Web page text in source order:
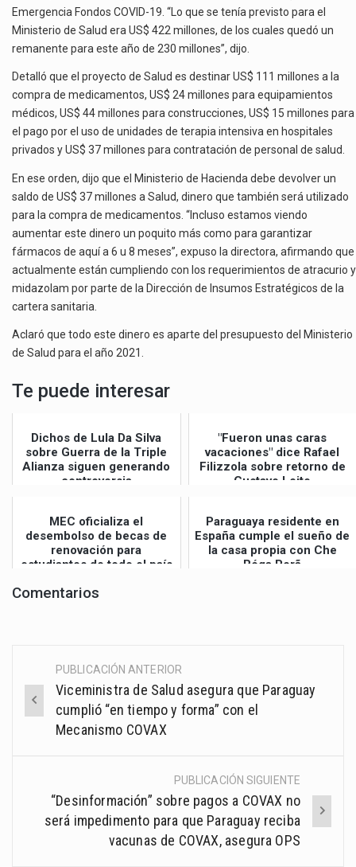
Emergencia Fondos COVID-19. “Lo que se tenía previsto para el
Ministerio de Salud era US$ 422 millones, de los cuales quedó un
remanente para este año de 230 millones”, dijo.
Detalló que el proyecto de Salud es destinar US$ 111 millones a la
compra de medicamentos, US$ 24 millones para equipamientos
médicos, US$ 44 millones para construcciones, US$ 15 millones para
el pago por el uso de unidades de terapia intensiva en hospitales
privados y US$ 37 millones para contratación de personal de salud.
En ese orden, dijo que el Ministerio de Hacienda debe devolver un
saldo de US$ 37 millones a Salud, dinero que también será utilizado
para la compra de medicamentos. “Incluso estamos viendo
aumentar este dinero un poquito más como para garantizar
fármacos de aquí a 6 u 8 meses”, expuso la directora, afirmando que
actualmente están cumpliendo con los requerimientos de atracurio y
midazolam por parte de la Dirección de Insumos Estratégicos de la
cartera sanitaria.
Aclaró que todo este dinero es aparte del presupuesto del Ministerio
de Salud para el año 2021.
Te puede interesar
Dichos de Lula Da Silva
sobre Guerra de la Triple
Alianza siguen generando
controversia
"Fueron unas caras
vacaciones" dice Rafael
Filizzola sobre retorno de
Gustavo Leite
MEC oficializa el
desembolso de becas de
renovación para
estudiantes de todo el país
Paraguaya residente en
España cumple el sueño de
la casa propia con Che
Róga Porã
Comentarios
Post
navigation
PUBLICACIÓN ANTERIOR
Viceministra de Salud asegura que Paraguay
cumplió “en tiempo y forma” con el
Mecanismo COVAX
PUBLICACIÓN SIGUIENTE
“Desinformación” sobre pagos a COVAX no
será impedimento para que Paraguay reciba
vacunas de COVAX, asegura OPS